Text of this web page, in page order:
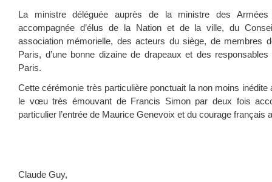
La ministre déléguée auprès de la ministre des Armées
accompagnée d’élus de la Nation et de la ville, du
association mémorielle, des acteurs du siège, de membres
Paris, d’une bonne dizaine de drapeaux et des
Paris.
Cette cérémonie très particulière ponctuait la non moins inédite
le vœu très émouvant de Francis Simon par deux fois
particulier l’entrée de Maurice Genevoix et du courage français
Claude Guy,